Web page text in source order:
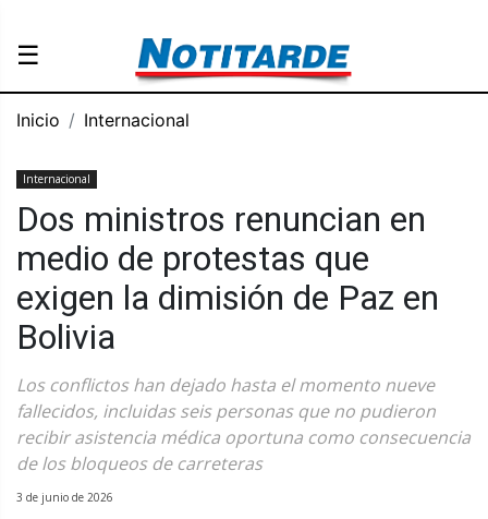
☰
Inicio Internacional
Internacional
Dos ministros renuncian en
medio de protestas que
exigen la dimisión de Paz en
Bolivia
Los conflictos han dejado hasta el momento nueve
fallecidos, incluidas seis personas que no pudieron
recibir asistencia médica oportuna como consecuencia
de los bloqueos de carreteras
3 de junio de 2026